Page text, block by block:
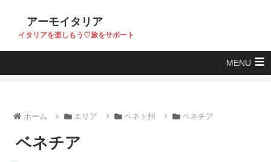
アーモイタリア
イタリアを楽しもう♡旅をサポート
MENU
ホーム エリア ベネト州 ベネチア
ベネチア